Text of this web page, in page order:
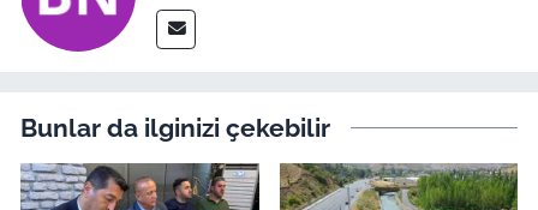
Bunlar da ilginizi çekebilir